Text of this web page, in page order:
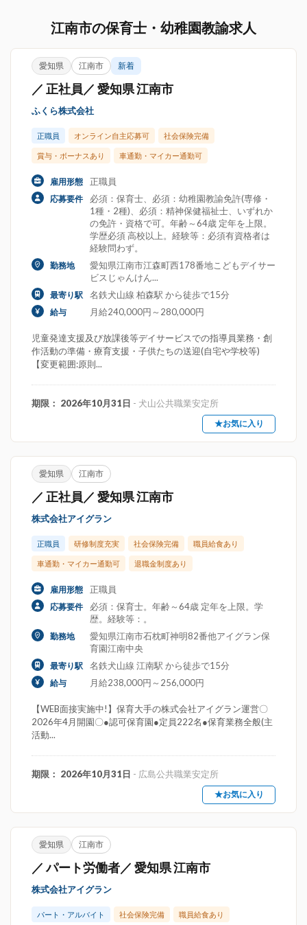
江南市の保育士・幼稚園教諭求人
愛知県 江南市 新着
／ 正社員／ 愛知県 江南市
ふくら株式会社
正職員 オンライン自主応募可 社会保険完備
賞与・ボーナスあり 車通勤・マイカー通勤可
雇用形態 正職員
応募要件
必須：保育士、必須：幼稚園教諭免許(専修・
1種・2種)、必須：精神保健福祉士、いずれか
の免許・資格で可。年齢～64歳 定年を上限。
学歴必須 高校以上。経験等：必須有資格者は
経験問わず。
勤務地
愛知県江南市江森町西178番地こどもデイサー
ビスじゃんけん...
最寄り駅 名鉄犬山線 柏森駅 から徒歩で15分
給与 月給240,000円～280,000円
児童発達支援及び放課後等デイサービスでの指導員業務・創
作活動の準備・療育支援・子供たちの送迎(自宅や学校等)
【変更範囲:原則...
期限： 2026年10月31日 - 犬山公共職業安定所
★お気に入り
愛知県 江南市
／ 正社員／ 愛知県 江南市
株式会社アイグラン
正職員 研修制度充実 社会保険完備 職員給食あり
車通勤・マイカー通勤可 退職金制度あり
雇用形態 正職員
応募要件
必須：保育士。年齢～64歳 定年を上限。学
歴。経験等：。
勤務地
愛知県江南市石枕町神明82番他アイグラン保
育園江南中央
最寄り駅 名鉄犬山線 江南駅 から徒歩で15分
給与 月給238,000円～256,000円
【WEB面接実施中!】保育大手の株式会社アイグラン運営〇
2026年4月開園〇●認可保育園●定員222名●保育業務全般(主
活動...
期限： 2026年10月31日 - 広島公共職業安定所
★お気に入り
愛知県 江南市
／ パート労働者／ 愛知県 江南市
株式会社アイグラン
パート・アルバイト 社会保険完備 職員給食あり